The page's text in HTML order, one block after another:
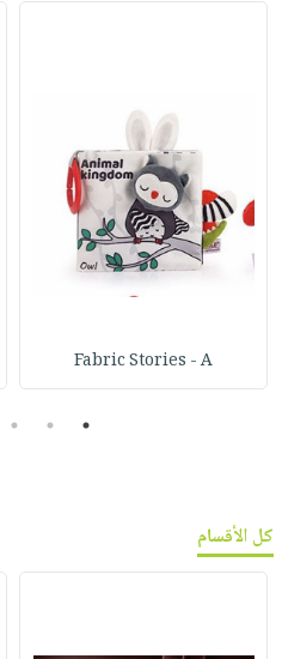
Fabric Stories - A
1
2
3
كل الأقسام